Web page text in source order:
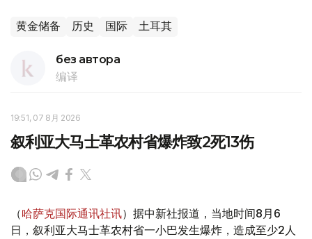
黄金储备 历史 国际 土耳其
без автора
编译
19:51, 07 8月 2026
叙利亚大马士革农村省爆炸致2死13伤
（哈萨克国际通讯社讯）据中新社报道，当地时间8月6
日，叙利亚大马士革农村省一小巴发生爆炸，造成至少2人